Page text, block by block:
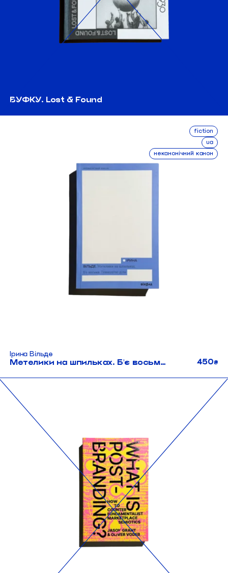
ВУФКУ. Lost & Found
fiction
ua
неканонічний канон
Ірина Вільде
Метелики на шпильках. Б'є восьма. Повнолітні діти 450₴